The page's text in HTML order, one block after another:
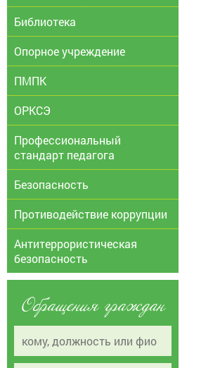
Библиотека
Опорное учреждение
ПМПК
ОРКСЭ
Профессиональный
стандарт педагога
Безопасность
Противодействие коррупции
Антитеррористическая
безопасность
Обращения граждан